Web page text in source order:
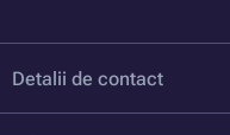
Detalii de contact